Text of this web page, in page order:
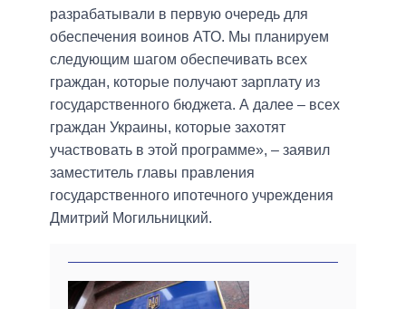
разрабатывали в первую очередь для
обеспечения воинов АТО. Мы планируем
следующим шагом обеспечивать всех
граждан, которые получают зарплату из
государственного бюджета. А далее – всех
граждан Украины, которые захотят
участвовать в этой программе», – заявил
заместитель главы правления
государственного ипотечного учреждения
Дмитрий Могильницкий.